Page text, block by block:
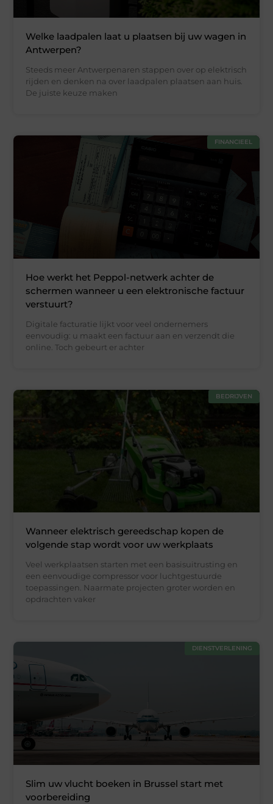
Welke laadpalen laat u plaatsen bij uw wagen in
Antwerpen?
Steeds meer Antwerpenaren stappen over op elektrisch
rijden en denken na over laadpalen plaatsen aan huis.
De juiste keuze maken
FINANCIEEL
Hoe werkt het Peppol-netwerk achter de
schermen wanneer u een elektronische factuur
verstuurt?
Digitale facturatie lijkt voor veel ondernemers
eenvoudig: u maakt een factuur aan en verzendt die
online. Toch gebeurt er achter
BEDRIJVEN
Wanneer elektrisch gereedschap kopen de
volgende stap wordt voor uw werkplaats
Veel werkplaatsen starten met een basisuitrusting en
een eenvoudige compressor voor luchtgestuurde
toepassingen. Naarmate projecten groter worden en
opdrachten vaker
DIENSTVERLENING
Slim uw vlucht boeken in Brussel start met
voorbereiding